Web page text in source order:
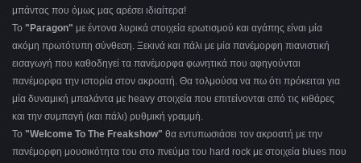
μπάντας που όμως μας αρέσει ιδιαίτερα!
Το "Paragon" με έντονα λυρικά στοιχεία ερωτισμού και αγάπης είναι μία
ακόμη πρωτότυπη σύνθεση. Ξεκινά και πάλι με μία πανέμορφη πιανιστική
εισαγωγή που καθοδηγεί τα πανέμορφα φωνητικά που αφηγούνται
πανέμορφα την ιστορία στον ακροατή. Θα τολμούσα να πω ότι πρόκειται για
μία δυναμική μπαλάντα με heavy στοιχεία που επιτείνονται από τις κιθάρες
και την συμπαγή (και πάλι) ρυθμική γραμμή.
Το "Welcome To The Freakshow" θα εντυπωσιάσει τον ακροατή με την
πανέμορφη μουσικότητα του στο πνεύμα του hard rock με στοιχεία blues που